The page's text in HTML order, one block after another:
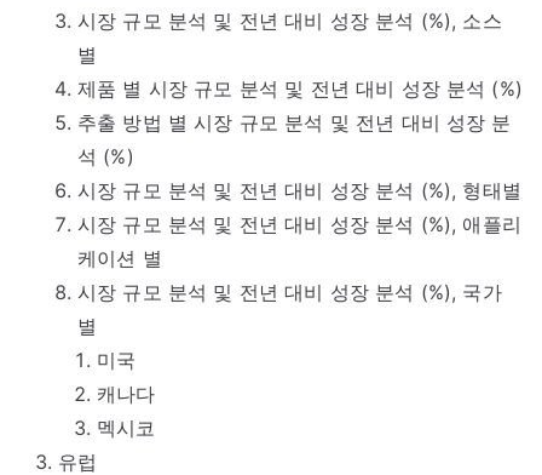
시장 규모 분석 및 전년 대비 성장 분석 (%), 소스
별
제품 별 시장 규모 분석 및 전년 대비 성장 분석 (%)
추출 방법 별 시장 규모 분석 및 전년 대비 성장 분
석 (%)
시장 규모 분석 및 전년 대비 성장 분석 (%), 형태별
시장 규모 분석 및 전년 대비 성장 분석 (%), 애플리
케이션 별
시장 규모 분석 및 전년 대비 성장 분석 (%), 국가
별
미국
캐나다
멕시코
유럽